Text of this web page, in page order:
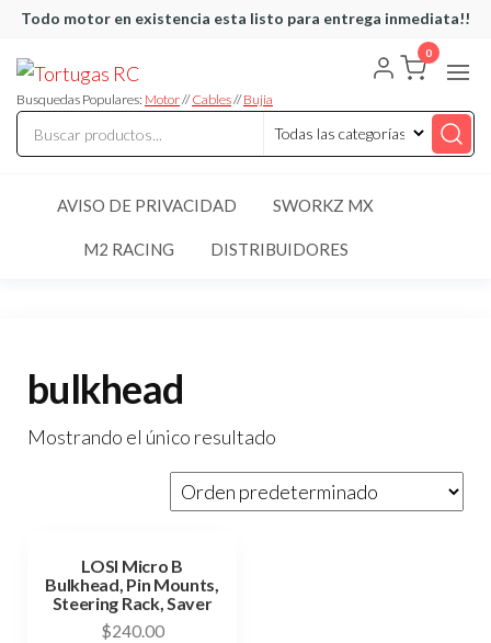
Saltar
contenido
Todo motor en existencia esta listo para entrega inmediata!!
RC
articulos
de RC
Busquedas Populares: Motor//Cables//Bujia
0
AVISO DE PRIVACIDAD SWORKZ MX
M2 RACING DISTRIBUIDORES
bulkhead
Mostrando el único resultado
LOSI Micro B
Bulkhead, Pin Mounts,
Steering Rack, Saver
$240.00